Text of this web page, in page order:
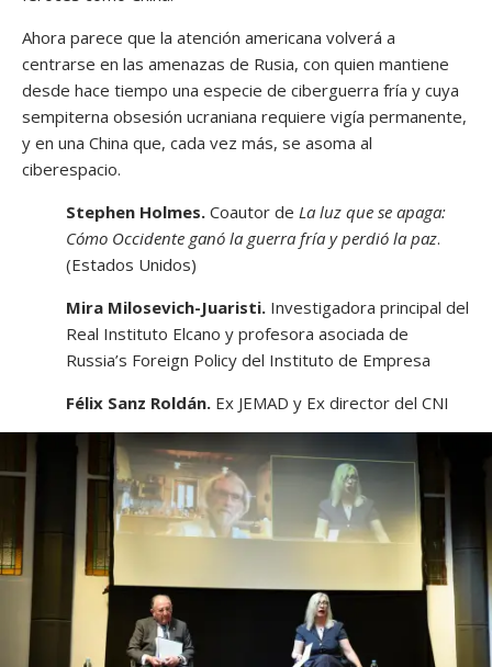
Ahora parece que la atención americana volverá a
centrarse en las amenazas de Rusia, con quien mantiene
desde hace tiempo una especie de ciberguerra fría y cuya
sempiterna obsesión ucraniana requiere vigía permanente,
y en una China que, cada vez más, se asoma al
ciberespacio.
Stephen Holmes. Coautor de La luz que se apaga:
Cómo Occidente ganó la guerra fría y perdió la paz.
(Estados Unidos)
Mira Milosevich-Juaristi. Investigadora principal del
Real Instituto Elcano y profesora asociada de
Russia’s Foreign Policy del Instituto de Empresa
Félix Sanz Roldán. Ex JEMAD y Ex director del CNI